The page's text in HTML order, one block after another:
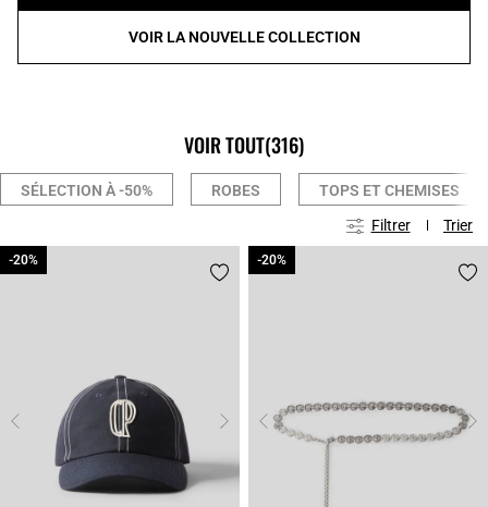
VOIR LA NOUVELLE COLLECTION
VOIR TOUT(316)
SÉLECTION À -50% ROBES TOPS ET CHEMISES
Filtrer Trier
-20%
-20% -20%
-20%